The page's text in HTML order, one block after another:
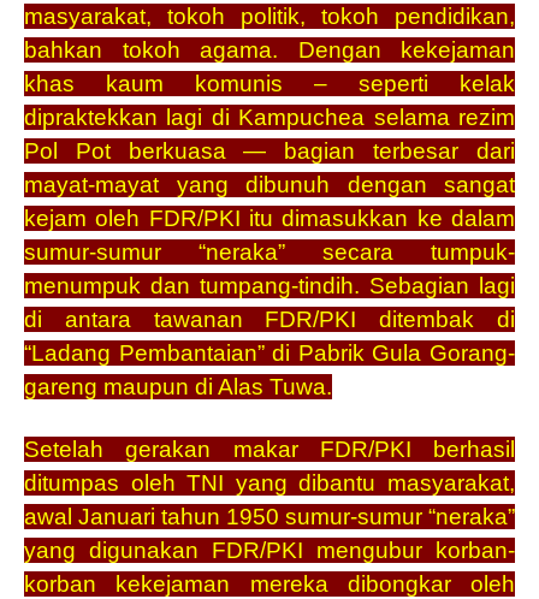
masyarakat, tokoh politik, tokoh pendidikan,
bahkan tokoh agama. Dengan kekejaman
khas kaum komunis – seperti kelak
dipraktekkan lagi di Kampuchea selama rezim
Pol Pot berkuasa — bagian terbesar dari
mayat-mayat yang dibunuh dengan sangat
kejam oleh FDR/PKI itu dimasukkan ke dalam
sumur-sumur “neraka” secara tumpuk-
menumpuk dan tumpang-tindih. Sebagian lagi
di antara tawanan FDR/PKI ditembak di
“Ladang Pembantaian” di Pabrik Gula Gorang-
gareng maupun di Alas Tuwa.
Setelah gerakan makar FDR/PKI berhasil
ditumpas oleh TNI yang dibantu masyarakat,
awal Januari tahun 1950 sumur-sumur “neraka”
yang digunakan FDR/PKI mengubur korban-
korban kekejaman mereka dibongkar oleh